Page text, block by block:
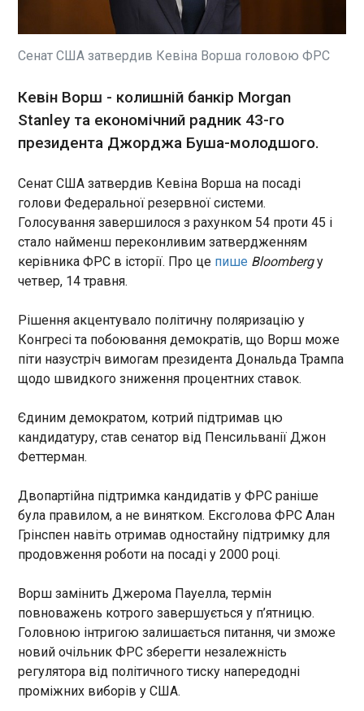
Міністерка закордонних справ Угорщини Аніта
Орбан у четвер провела приблизно півгодинну
розмову з послом РФ Євгенієм Станіславовим,
Закарпаття. Про це Орбан сказала у відео,
опублікованому на своїй Facebook-сторінці,
повідомляє "Європейська правда".
ЧИТАТЬ
Консультант, який продав Метью Перрі
в'язниці
15:21:08
Суд у Лос-Анджелесі засудив до двох років
ув'язнення 56-річного Еріка Флемінга,
повідомляє The Guardian. Він працював
консультантом із питань наркозалежності та
виступив посередником у передачі кетаміну, від
Перрі.
ЧИТАТЬ
Україна почала запуск власних супутників -
ЗМІ
15:18:38
супутникової мережі. Про це повідомила газета
Financial Times з посиланням на співзасновника
та головного конструктора компанії Fire Point
ЧИТАТЬ
Міністр охорони здоров’я Британії подав у
15:18:27
Міністр охорони здоров'я Вес Стрітінг подав у
відставку з уряду прем’єр-міністра Кіра
Стармера одразу після того, як в офісі Стармера
запевнили, що цього не відбудеться. Про це
йдеться у його заяві, яку наводить Sky News ,
пише "Європейська правда".
Сенат США затвердив Кевіна Ворша головою ФРС
Кевін Ворш - колишній банкір Morgan
Stanley та економічний радник 43-го
президента Джорджа Буша-молодшого.
Сенат США затвердив Кевіна Ворша на посаді
голови Федеральної резервної системи.
Голосування завершилося з рахунком 54 проти 45 і
стало найменш переконливим затвердженням
керівника ФРС в історії. Про це пише Bloombergу
четвер, 14 травня.
Рішення акцентувало політичну поляризацію у
Конгресі та побоювання демократів, що Ворш може
піти назустріч вимогам президента Дональда Трампа
щодо швидкого зниження процентних ставок.
Єдиним демократом, котрий підтримав цю
кандидатуру, став сенатор від Пенсильванії Джон
Феттерман.
Двопартійна підтримка кандидатів у ФРС раніше
була правилом, а не винятком. Ексголова ФРС Алан
Грінспен навіть отримав одностайну підтримку для
продовження роботи на посаді у 2000 році.
Ворш замінить Джерома Пауелла, термін
повноважень котрого завершується у п’ятницю.
Головною інтригою залишається питання, чи зможе
новий очільник ФРС зберегти незалежність
регулятора від політичного тиску напередодні
проміжних виборів у США.